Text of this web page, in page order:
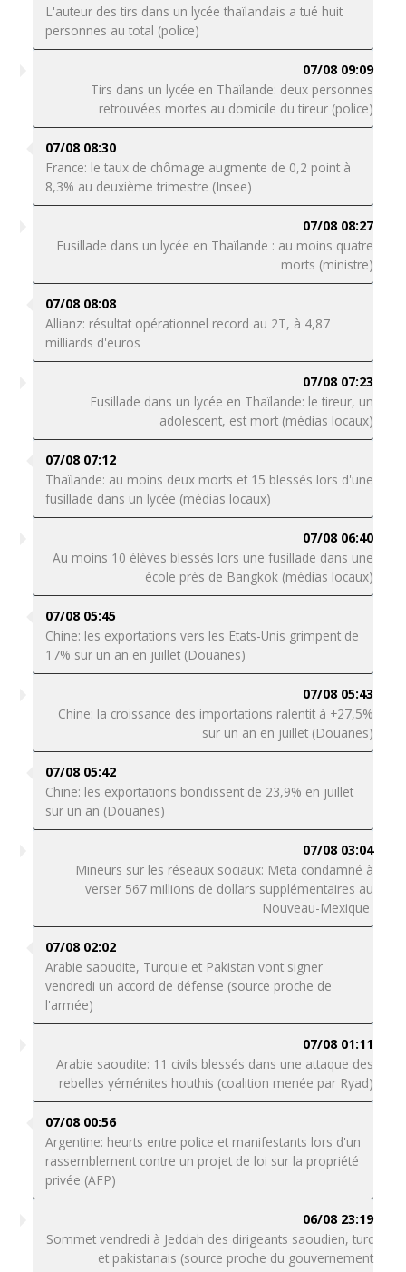
L'auteur des tirs dans un lycée thaïlandais a tué huit
personnes au total (police)
07/08 09:09
Tirs dans un lycée en Thaïlande: deux personnes
retrouvées mortes au domicile du tireur (police)
07/08 08:30
France: le taux de chômage augmente de 0,2 point à
8,3% au deuxième trimestre (Insee)
07/08 08:27
Fusillade dans un lycée en Thaïlande : au moins quatre
morts (ministre)
07/08 08:08
Allianz: résultat opérationnel record au 2T, à 4,87
milliards d'euros
07/08 07:23
Fusillade dans un lycée en Thaïlande: le tireur, un
adolescent, est mort (médias locaux)
07/08 07:12
Thaïlande: au moins deux morts et 15 blessés lors d'une
fusillade dans un lycée (médias locaux)
07/08 06:40
Au moins 10 élèves blessés lors une fusillade dans une
école près de Bangkok (médias locaux)
07/08 05:45
Chine: les exportations vers les Etats-Unis grimpent de
17% sur un an en juillet (Douanes)
07/08 05:43
Chine: la croissance des importations ralentit à +27,5%
sur un an en juillet (Douanes)
07/08 05:42
Chine: les exportations bondissent de 23,9% en juillet
sur un an (Douanes)
07/08 03:04
Mineurs sur les réseaux sociaux: Meta condamné à
verser 567 millions de dollars supplémentaires au
Nouveau-Mexique
07/08 02:02
Arabie saoudite, Turquie et Pakistan vont signer
vendredi un accord de défense (source proche de
l'armée)
07/08 01:11
Arabie saoudite: 11 civils blessés dans une attaque des
rebelles yéménites houthis (coalition menée par Ryad)
07/08 00:56
Argentine: heurts entre police et manifestants lors d'un
rassemblement contre un projet de loi sur la propriété
privée (AFP)
06/08 23:19
Sommet vendredi à Jeddah des dirigeants saoudien, turc
et pakistanais (source proche du gouvernement